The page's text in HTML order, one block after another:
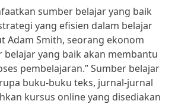
sumber belajar yang baik
yang efisien dalam belajar
Adam Smith, seorang ekonom
belajar yang baik akan membantu
pembelajaran.” Sumber belajar
buku-buku teks, jurnal-jurnal
kursus online yang disediakan